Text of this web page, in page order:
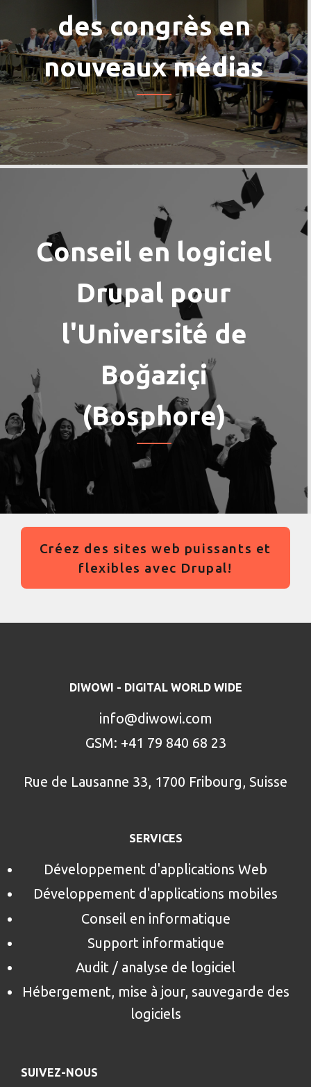
des congrès en
nouveaux médias
Conseil en logiciel
Drupal pour
l'Université de
Boğaziçi
(Bosphore)
Créez des sites web puissants et
flexibles avec Drupal!
DIWOWI - DIGITAL WORLD WIDE
info@diwowi.com
GSM: +41 79 840 68 23
Rue de Lausanne 33, 1700 Fribourg, Suisse
SERVICES
Développement d'applications Web
Développement d'applications mobiles
Conseil en informatique
Support informatique
Audit / analyse de logiciel
Hébergement, mise à jour, sauvegarde des
logiciels
SUIVEZ-NOUS